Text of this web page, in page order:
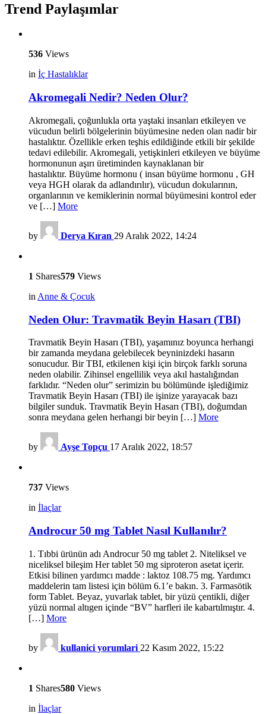
Trend Paylaşımlar
536 Views
in İç Hastalıklar
Akromegali Nedir? Neden Olur?
Akromegali, çoğunlukla orta yaştaki insanları etkileyen ve
vücudun belirli bölgelerinin büyümesine neden olan nadir bir
hastalıktır. Özellikle erken teşhis edildiğinde etkili bir şekilde
tedavi edilebilir. Akromegali, yetişkinleri etkileyen ve büyüme
hormonunun aşırı üretiminden kaynaklanan bir
hastalıktır. Büyüme hormonu ( insan büyüme hormonu , GH
veya HGH olarak da adlandırılır), vücudun dokularının,
organlarının ve kemiklerinin normal büyümesini kontrol eder
ve […] More
by Derya Kıran 29 Aralık 2022, 14:24
1 Shares579 Views
in Anne & Çocuk
Neden Olur: Travmatik Beyin Hasarı (TBI)
Travmatik Beyin Hasarı (TBI), yaşamınız boyunca herhangi
bir zamanda meydana gelebilecek beyninizdeki hasarın
sonucudur. Bir TBI, etkilenen kişi için birçok farklı soruna
neden olabilir. Zihinsel engellilik veya akıl hastalığından
farklıdır. “Neden olur” serimizin bu bölümünde işlediğimiz
Travmatik Beyin Hasarı (TBI) ile işinize yarayacak bazı
bilgiler sunduk. Travmatik Beyin Hasarı (TBI), doğumdan
sonra meydana gelen herhangi bir beyin […] More
by Ayşe Topçu 17 Aralık 2022, 18:57
737 Views
in İlaçlar
Androcur 50 mg Tablet Nasıl Kullanılır?
1. Tıbbi ürünün adı Androcur 50 mg tablet 2. Niteliksel ve
niceliksel bileşim Her tablet 50 mg siproteron asetat içerir.
Etkisi bilinen yardımcı madde : laktoz 108.75 mg. Yardımcı
maddelerin tam listesi için bölüm 6.1’e bakın. 3. Farmasötik
form Tablet. Beyaz, yuvarlak tablet, bir yüzü çentikli, diğer
yüzü normal altıgen içinde “BV” harfleri ile kabartılmıştır. 4.
[…] More
by kullanici yorumlari 22 Kasım 2022, 15:22
1 Shares580 Views
in İlaçlar